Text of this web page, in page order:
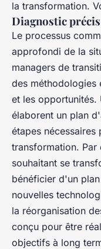
la transformation.
Diagnostic
Le processus
approfondi de la
managers de
des méthodologies
et les
élaborent un plan
étapes
transformation. Par
souhaitant se
bénéficier d'un
nouvelles
la réorganisation
conçu pour être
objectifs à long